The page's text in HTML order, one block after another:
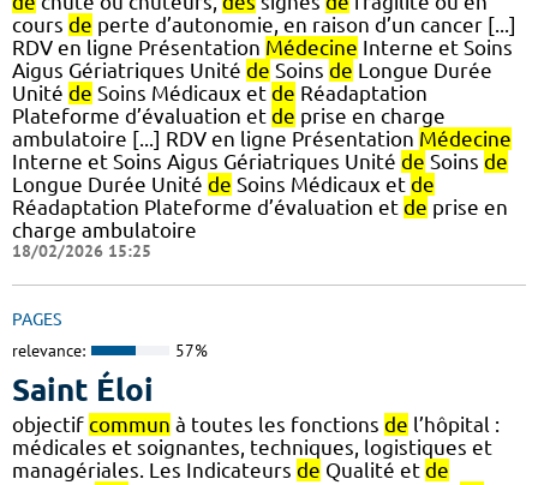
cours de perte d’autonomie, en raison d’un cancer [...]
RDV en ligne Présentation Médecine Interne et Soins
Aigus Gériatriques Unité de Soins de Longue Durée
Unité de Soins Médicaux et de Réadaptation
Plateforme d’évaluation et de prise en charge
ambulatoire [...] RDV en ligne Présentation Médecine
Interne et Soins Aigus Gériatriques Unité de Soins de
Longue Durée Unité de Soins Médicaux et de
Réadaptation Plateforme d’évaluation et de prise en
charge ambulatoire
18/02/2026 15:25
PAGES
relevance: 57%
Saint Éloi
objectif commun à toutes les fonctions de l’hôpital :
médicales et soignantes, techniques, logistiques et
managériales. Les Indicateurs de Qualité et de